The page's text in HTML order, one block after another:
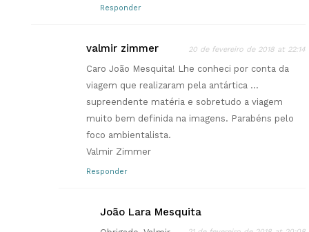
Responder
valmir zimmer 20 de fevereiro de 2018 at 22:14
Caro João Mesquita! Lhe conheci por conta da
viagem que realizaram pela antártica …
supreendente matéria e sobretudo a viagem
muito bem definida na imagens. Parabéns pelo
foco ambientalista.
Valmir Zimmer
Responder
João Lara Mesquita